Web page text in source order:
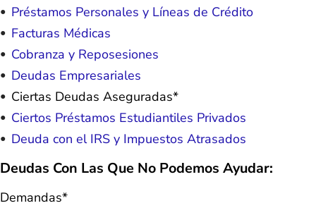
Préstamos Personales y Líneas de Crédito
Facturas Médicas
Cobranza y Reposesiones
Deudas Empresariales
Ciertas Deudas Aseguradas*
Ciertos Préstamos Estudiantiles Privados
Deuda con el IRS y Impuestos Atrasados
Deudas Con Las Que No Podemos Ayudar:
Demandas*